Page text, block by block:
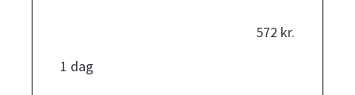
572 kr.
1 dag